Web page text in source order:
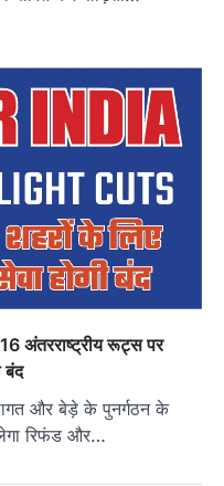
अंतरराष्ट्रीय रूट्स पर
बंद
और बेड़े के पुनर्गठन के
रिफंड और…